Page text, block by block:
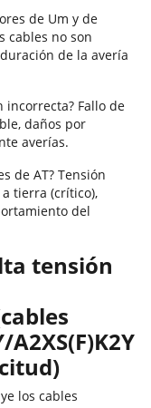
de Um y de
cables no son
de la avería
incorrecta? Fallo de
daños por
averías.
de AT? Tensión
tierra (crítico),
del
tensión
los cables